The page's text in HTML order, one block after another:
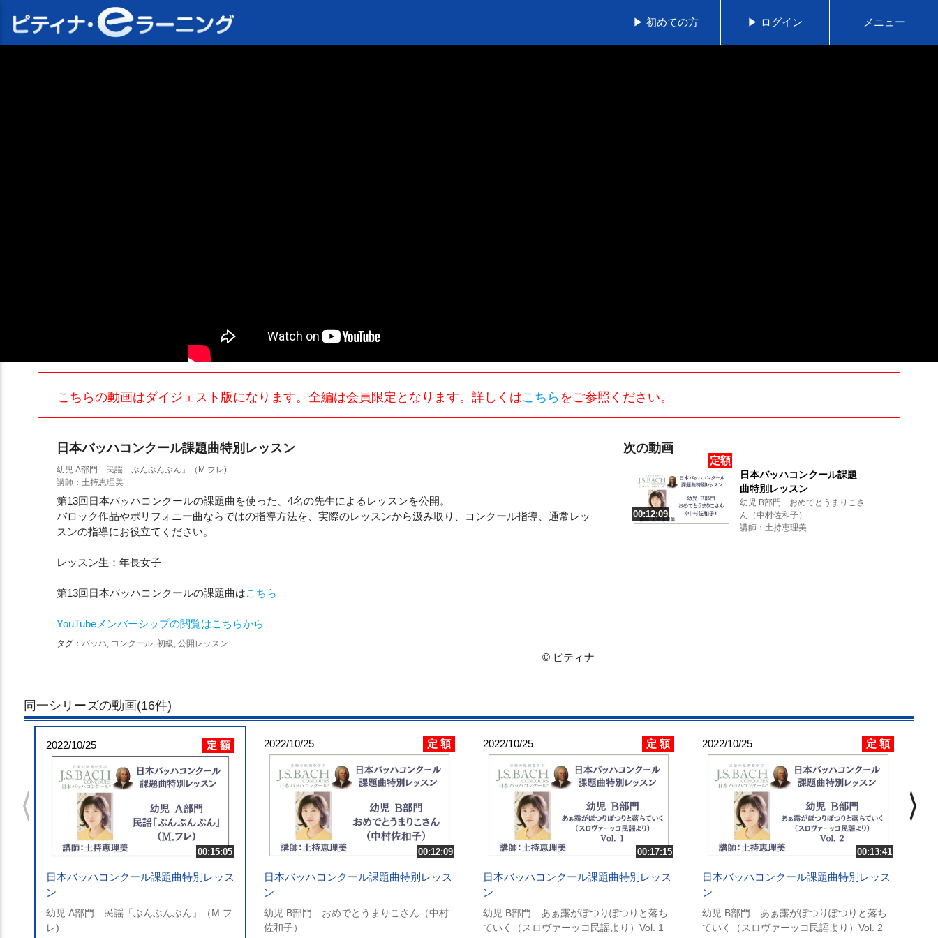
▶ 初めての方 ▶ ログイン メニュー
こちらの動画はダイジェスト版になります。全編は会員限定となります。詳しくはこちら をご参照ください。
日本バッハコンクール課題曲特別レッスン
幼児 A部門 民謡「ぶんぶんぶん」（M.フレ)
講師：土持恵理美
第13回日本バッハコンクールの課題曲を使った、4名の先生によるレッスンを公開。
バロック作品やポリフォニー曲ならではの指導方法を、実際のレッスンから汲み取り、コンクール指導、通常レッ
スンの指導にお役立てください。
レッスン生：年長女子
第13回日本バッハコンクールの課題曲はこちら
YouTubeメンバーシップの閲覧はこちらから
タグ： バッハ, コンクール, 初級, 公開レッスン
© ピティナ
次の動画
定額
00:12:09
日本バッハコンクール課題
曲特別レッスン
幼児 B部門 おめでとうまりこさ
ん（中村佐和子）
講師：土持恵理美
同一シリーズの動画(16件)
2022/10/25 定 額
00:15:05
日本バッハコンクール課題曲特別レッス
ン
幼児 A部門 民謡「ぶんぶんぶん」（M.フ
レ)
2022/10/25 定 額
00:12:09
日本バッハコンクール課題曲特別レッス
ン
幼児 B部門 おめでとうまりこさん（中村
佐和子）
2022/10/25 定 額
00:17:15
日本バッハコンクール課題曲特別レッス
ン
幼児 B部門 あぁ露がぽつりぽつりと落ち
ていく（スロヴァーッコ民謡より）Vol. 1
2022/10/25 定 額
00:13:41
日本バッハコンクール課題曲特別レッス
ン
幼児 B部門 あぁ露がぽつりぽつりと落ち
ていく（スロヴァーッコ民謡より）Vol. 2
chevron_left chevron_right